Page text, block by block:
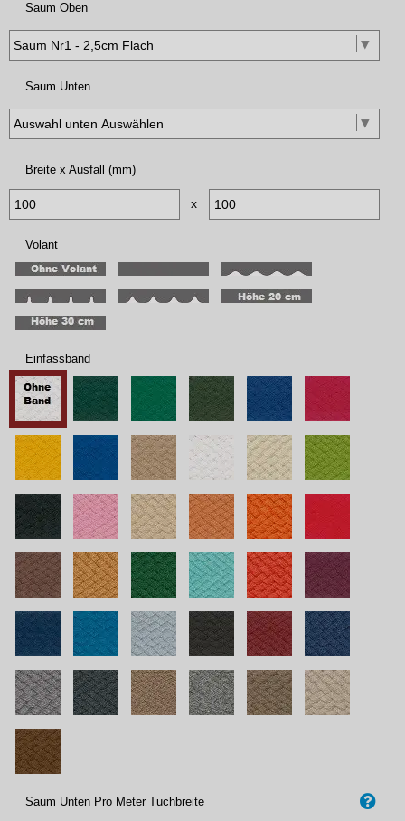
Saum Oben
Saum Unten
Breite x Ausfall (mm)
x
Volant
Einfassband
Saum Unten Pro Meter Tuchbreite